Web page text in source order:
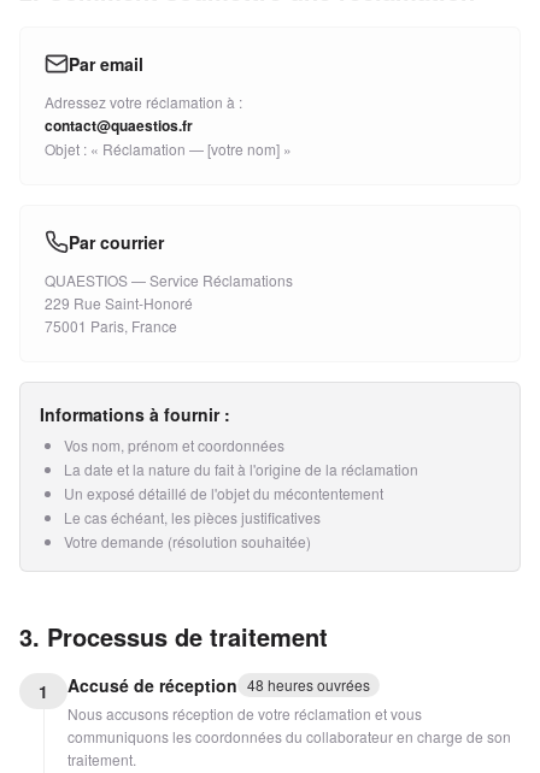
Par email
Adressez votre réclamation à :
contact@quaestios.fr
Objet : « Réclamation — [votre nom] »
Par courrier
QUAESTIOS — Service Réclamations
229 Rue Saint-Honoré
75001 Paris, France
Informations à fournir :
Vos nom, prénom et coordonnées
La date et la nature du fait à l'origine de la réclamation
Un exposé détaillé de l'objet du mécontentement
Le cas échéant, les pièces justificatives
Votre demande (résolution souhaitée)
3. Processus de traitement
1 Accusé de réception 48 heures ouvrées
Nous accusons réception de votre réclamation et vous
communiquons les coordonnées du collaborateur en charge de son
traitement.